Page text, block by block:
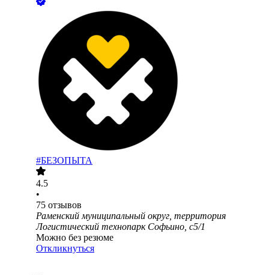
#БЕЗОПЫТА
4.5
•
75 отзывов
Раменский муниципальный округ, территория
Логистический технопарк Софьино, с5/1
Можно без резюме
Откликнуться